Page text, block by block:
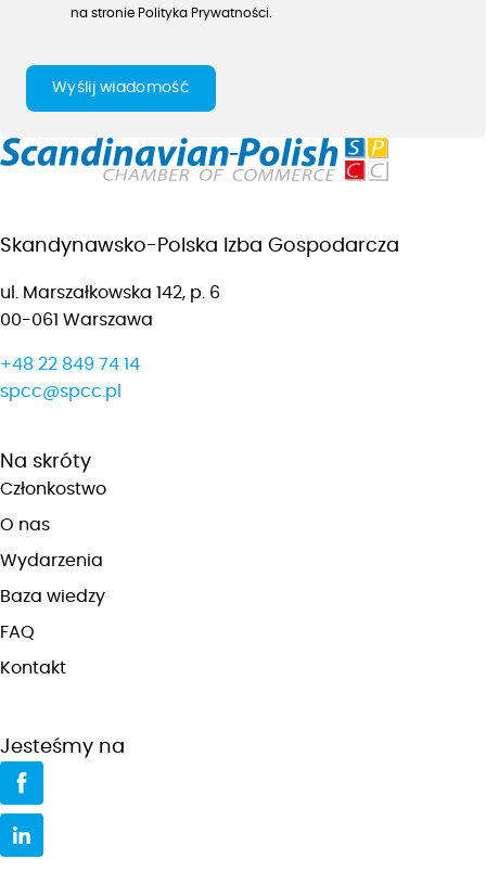
na stronie Polityka Prywatności.
Wyślij wiadomość
Skandynawsko-Polska Izba Gospodarcza
ul. Marszałkowska 142, p. 6
00-061 Warszawa
+48 22 849 74 14
spcc@spcc.pl
Na skróty
Członkostwo
O nas
Wydarzenia
Baza wiedzy
FAQ
Kontakt
Jesteśmy na